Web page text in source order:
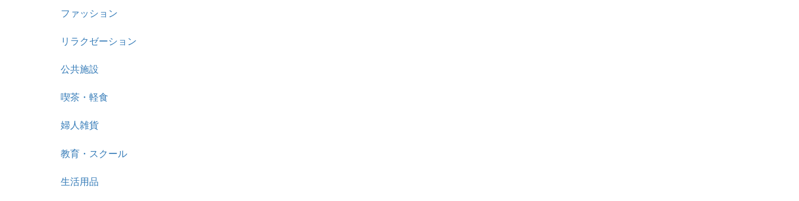
ファッション
リラクゼーション
公共施設
喫茶・軽食
婦人雑貨
教育・スクール
生活用品